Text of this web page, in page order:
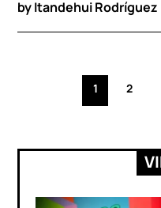
byItandehui
Paginación
1 2